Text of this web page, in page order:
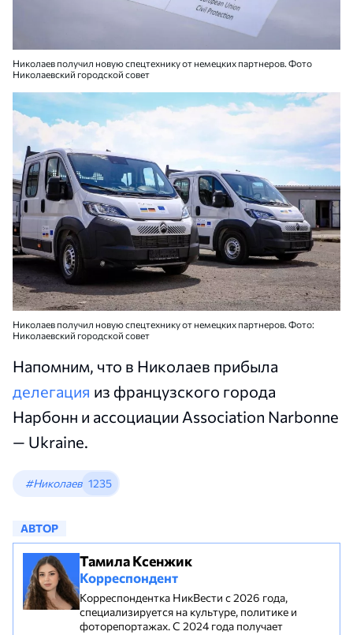
Николаев получил новую спецтехнику от немецких партнеров. Фото
Николаевский городской совет
Николаев получил новую спецтехнику от немецких партнеров. Фото:
Николаевский городской совет
Напомним, что в Николаев прибыла
делегация из французского города
Нарбонн и ассоциации Association Narbonne
— Ukraine.
#Николаев 1235
АВТОР
Тамила Ксенжик
Корреспондент
Корреспондентка НикВести с 2026 года,
специализируется на культуре, политике и
фоторепортажах. С 2024 года получает